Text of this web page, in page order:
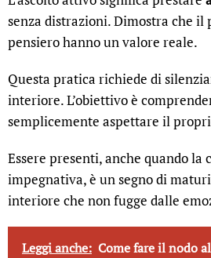
senza distrazioni. Dimostra che il
pensiero hanno un valore reale.
Questa pratica richiede di
interiore. L’obiettivo è
semplicemente aspettare il
Essere presenti, anche quando la
impegnativa, è un segno di
interiore che non fugge dalle
Leggi anche: Come fare il nodo